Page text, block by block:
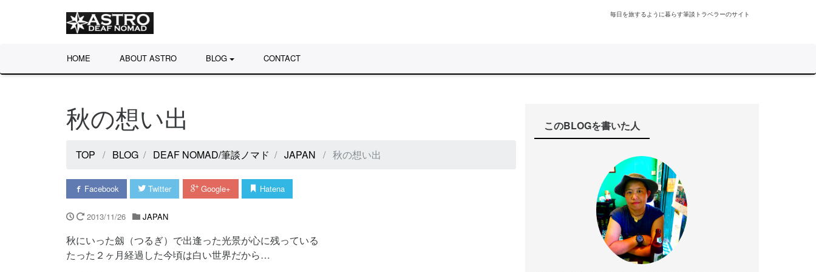
毎日を旅するように暮らす筆談トラベラーのサイト
HOME ABOUT ASTRO BLOG CONTACT
秋の想い出
TOP BLOG DEAF NOMAD/筆談ノマド JAPAN 秋の想い出
Facebook Twitter Google+ Hatena
2013/11/26 JAPAN
秋にいった劔（つるぎ）で出逢った光景が心に残っている
たった２ヶ月経過した今頃は白い世界だから…
このBLOGを書いた人